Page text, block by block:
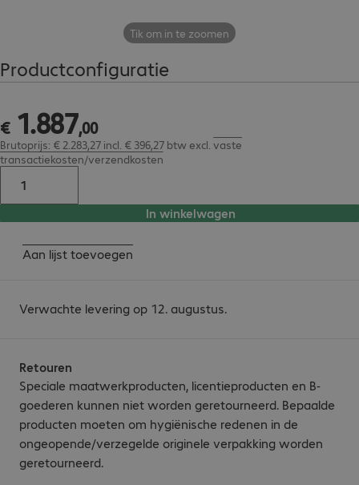
Tik om in te zoomen
Productconfiguratie
€ 1.887,00
€ 1.887,00
Brutoprijs: € 2.283,27 incl. € 396,27 btw excl. vaste
transactiekosten/verzendkosten
In winkelwagen
Aan lijst toevoegen
Verwachte levering op 12. augustus.
Retouren
Speciale maatwerkproducten, licentieproducten en B-
goederen kunnen niet worden geretourneerd. Bepaalde
producten moeten om hygiënische redenen in de
ongeopende/verzegelde originele verpakking worden
geretourneerd.